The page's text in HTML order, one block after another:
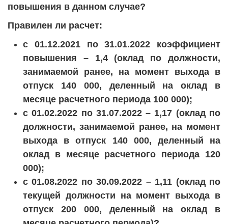
повышения в данном случае?
Правилен ли расчет:
с 01.12.2021 по 31.01.2022 коэффициент
повышения – 1,4 (оклад по должности,
занимаемой ранее, на момент выхода в
отпуск 140 000, деленный на оклад в
месяце расчетного периода 100 000);
с 01.02.2022 по 31.07.2022 – 1,17 (оклад по
должности, занимаемой ранее, на момент
выхода в отпуск 140 000, деленный на
оклад в месяце расчетного периода 120
000);
с 01.08.2022 по 30.09.2022 – 1,11 (оклад по
текущей должности на момент выхода в
отпуск 200 000, деленный на оклад в